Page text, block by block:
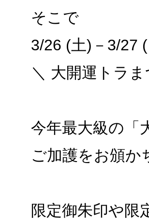
そこで
3/26 (土)－3/27
＼ 大開運トラ
今年最大級の「
ご加護をお頒か
限定御朱印や限